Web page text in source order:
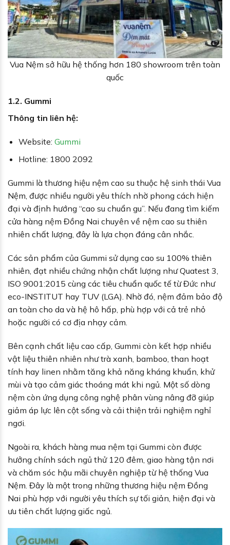
Vua Nệm sở hữu hệ thống hơn 180 showroom trên toàn
quốc
1.2. Gummi
Thông tin liên hệ:
Website: Gummi
Hotline: 1800 2092
Gummi là thương hiệu nệm cao su thuộc hệ sinh thái Vua
Nệm, được nhiều người yêu thích nhờ phong cách hiện
đại và định hướng “cao su chuẩn gu”. Nếu đang tìm kiếm
cửa hàng nệm Đồng Nai chuyên về nệm cao su thiên
nhiên chất lượng, đây là lựa chọn đáng cân nhắc.
Các sản phẩm của Gummi sử dụng cao su 100% thiên
nhiên, đạt nhiều chứng nhận chất lượng như Quatest 3,
ISO 9001:2015 cùng các tiêu chuẩn quốc tế từ Đức như
eco-INSTITUT hay TUV (LGA). Nhờ đó, nệm đảm bảo độ
an toàn cho da và hệ hô hấp, phù hợp với cả trẻ nhỏ
hoặc người có cơ địa nhạy cảm.
Bên cạnh chất liệu cao cấp, Gummi còn kết hợp nhiều
vật liệu thiên nhiên như trà xanh, bamboo, than hoạt
tính hay linen nhằm tăng khả năng kháng khuẩn, khử
mùi và tạo cảm giác thoáng mát khi ngủ. Một số dòng
nệm còn ứng dụng công nghệ phân vùng nâng đỡ giúp
giảm áp lực lên cột sống và cải thiện trải nghiệm nghỉ
ngơi.
Ngoài ra, khách hàng mua nệm tại Gummi còn được
hưởng chính sách ngủ thử 120 đêm, giao hàng tận nơi
và chăm sóc hậu mãi chuyên nghiệp từ hệ thống Vua
Nệm. Đây là một trong những thương hiệu nệm Đồng
Nai phù hợp với người yêu thích sự tối giản, hiện đại và
ưu tiên chất lượng giấc ngủ.